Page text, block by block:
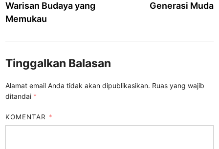
Warisan Budaya yang
Memukau
Generasi Muda
Tinggalkan Balasan
Alamat email Anda tidak akan dipublikasikan. Ruas yang wajib
ditandai *
KOMENTAR *